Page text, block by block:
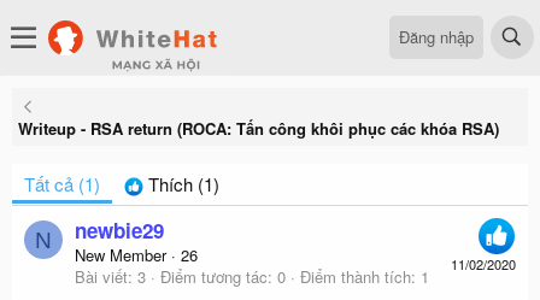
Đăng nhập
Writeup - RSA return (ROCA: Tấn công khôi phục các khóa RSA)
Tất cả (1) Thích (1)
N
11/02/2020
newbie29
New Member · 26
Bài viết 3 Điểm tương tác 0 Điểm thành tích 1